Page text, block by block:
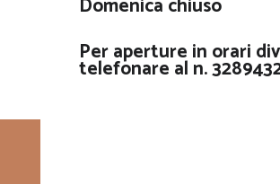
Domenica chiuso
Per aperture in orari
telefonare al n.